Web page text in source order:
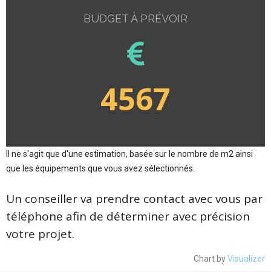
BUDGET À PRÉVOIR
4567
Il ne s'agit que d'une estimation, basée sur le nombre de m2 ainsi
que les équipements que vous avez sélectionnés.
Un conseiller va prendre contact avec vous par
téléphone afin de déterminer avec précision
votre projet.
Chart byVisualizer